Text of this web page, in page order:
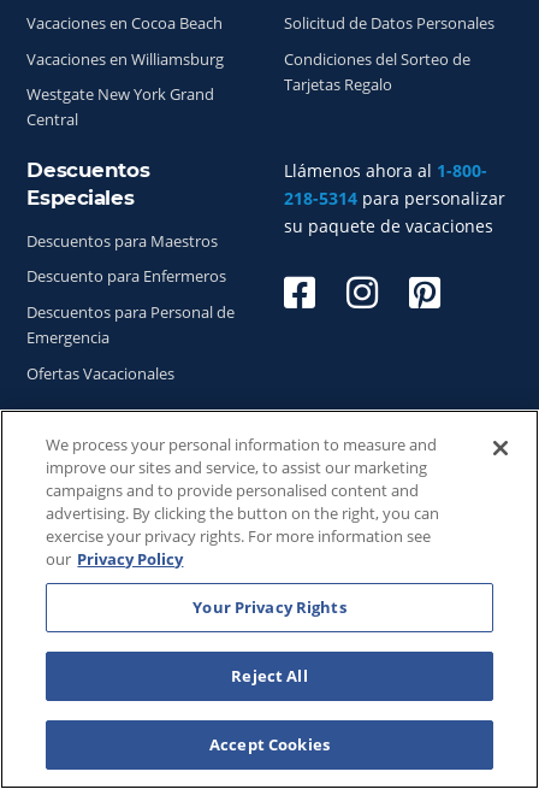
Llámenos ahora al 1-800-
218-5314 para personalizar
su paquete de vacaciones
Vacaciones en Cocoa Beach
Vacaciones en Williamsburg
Westgate New York Grand
Central
Solicitud de Datos Personales
Condiciones del Sorteo de
Tarjetas Regalo
Descuentos
Especiales
Descuentos para Maestros
Descuento para Enfermeros
Descuentos para Personal de
Emergencia
Ofertas Vacacionales
Copyright © 2026WestgateReservations.com
subsidiario deCFI
SeaWorld y todas las marcas y elementos relacionados TM
2026 Walt Disney World.
Universal y todas las marcas y elementos relacionados TM
& © 2026 Universal Studios. Todos los derechos reservados.
The Wizarding World of Harry Potter™️ - Ministry of Magic™️ :
™️ Warner Bros. Entertainment Inc. Publishing Rights ©️ J.K.
Rowling.
We process your personal information to measure and
improve our sites and service, to assist our marketing
campaigns and to provide personalised content and
advertising. By clicking the button on the right, you can
exercise your privacy rights. For more information see
our Privacy Policy
Your Privacy Rights
Reject All
Accept Cookies